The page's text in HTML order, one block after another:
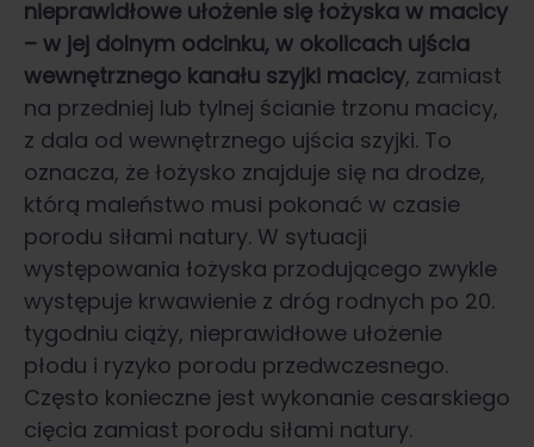
nieprawidłowe ułożenie się łożyska w macicy
– w jej dolnym odcinku, w okolicach ujścia
wewnętrznego kanału szyjki macicy, zamiast
na przedniej lub tylnej ścianie trzonu macicy,
z dala od wewnętrznego ujścia szyjki. To
oznacza, że łożysko znajduje się na drodze,
którą maleństwo musi pokonać w czasie
porodu siłami natury. W sytuacji
występowania łożyska przodującego zwykle
występuje krwawienie z dróg rodnych po 20.
tygodniu ciąży, nieprawidłowe ułożenie
płodu i ryzyko porodu przedwczesnego.
Często konieczne jest wykonanie cesarskiego
cięcia zamiast porodu siłami natury.